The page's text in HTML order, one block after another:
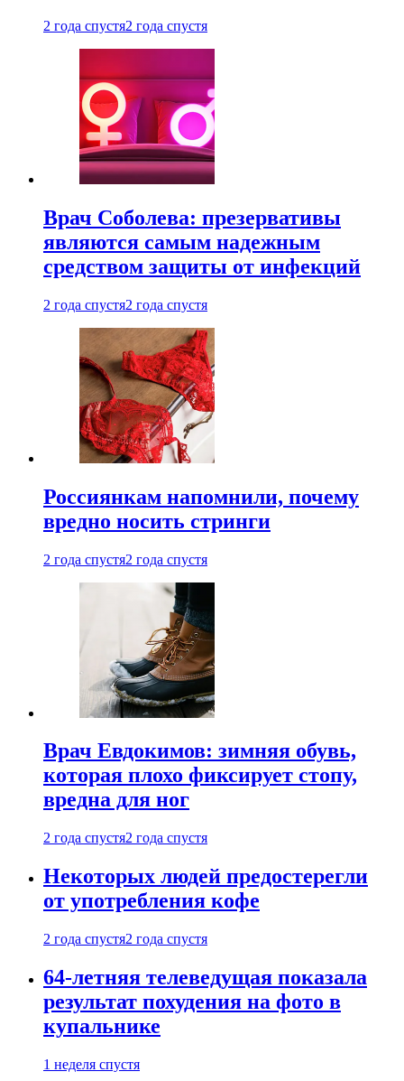
2 года спустя2 года спустя
Врач Соболева: презервативы
являются самым надежным
средством защиты от инфекций
2 года спустя2 года спустя
Россиянкам напомнили, почему
вредно носить стринги
2 года спустя2 года спустя
Врач Евдокимов: зимняя обувь,
которая плохо фиксирует стопу,
вредна для ног
2 года спустя2 года спустя
Некоторых людей предостерегли
от употребления кофе
2 года спустя2 года спустя
64-летняя телеведущая показала
результат похудения на фото в
купальнике
1 неделя спустя